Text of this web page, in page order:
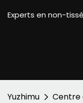
Experts en non-
Yuzhimu Centre